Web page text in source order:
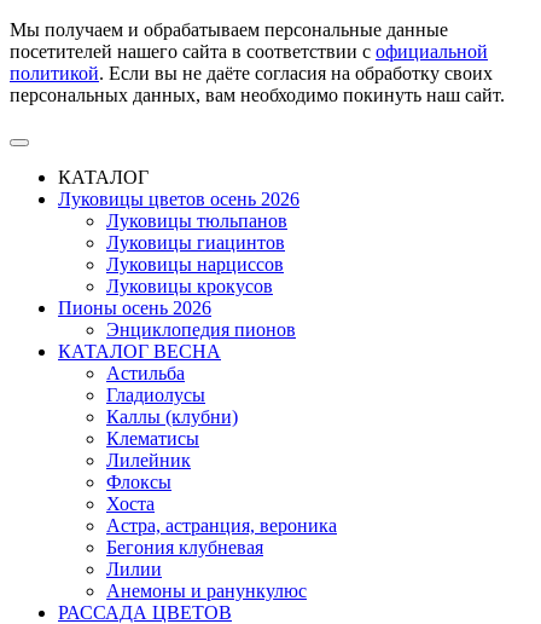
Мы получаем и обрабатываем персональные данные
посетителей нашего сайта в соответствии с официальной
политикой. Если вы не даёте согласия на обработку своих
персональных данных, вам необходимо покинуть наш сайт.
КАТАЛОГ
Луковицы цветов осень 2026
Луковицы тюльпанов
Луковицы гиацинтов
Луковицы нарциссов
Луковицы крокусов
Пионы осень 2026
Энциклопедия пионов
КАТАЛОГ ВЕСНА
Астильба
Гладиолусы
Каллы (клубни)
Клематисы
Лилейник
Флоксы
Хоста
Астра, астранция, вероника
Бегония клубневая
Лилии
Анемоны и ранункулюс
РАССАДА ЦВЕТОВ